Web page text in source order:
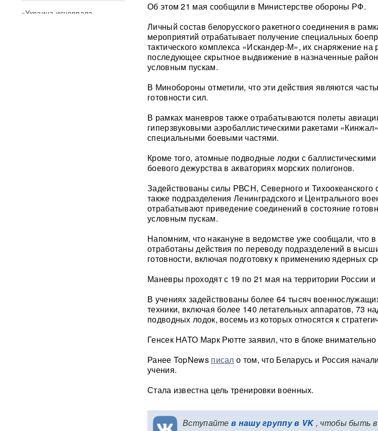
«Украина исчерпала
Об этом 21 мая сообщили в Министерстве обороны РФ.
Личный состав белорусского ракетного соединения в
мероприятий отрабатывает получение специальных
тактического комплекса «Искандер-М», их снаряжение на
последующее скрытное выдвижение в назначенные
условным пускам.
В Минобороны отметили, что эти действия являются
готовности сил.
В рамках маневров также отрабатываются полеты
гиперзвуковыми аэробаллистическими ракетами
специальными боевыми частями.
Кроме того, атомные подводные лодки с
боевого дежурства в акваториях морских полигонов.
Задействованы силы РВСН, Северного и Тихоокеанского
также подразделения Ленинградского и Центрального
отрабатывают приведение соединений в состояние
условным пускам.
Напомним, что накануне в ведомстве уже сообщали, что
отработаны действия по переводу подразделений в
готовности, включая подготовку к применению ядерных
Маневры проходят с 19 по 21 мая на территории России и
В учениях задействованы более 64 тысяч
техники, включая более 140 летательных аппаратов, 73
подводных лодок, восемь из которых относятся к
Генсек НАТО Марк Рютте заявил, что в блоке
Ранее TopNews писал о том, что Беларусь и Россия
учения.
Стала известна цель тренировки военных.
Вступайте в нашу группу в VK, чтобы быть в